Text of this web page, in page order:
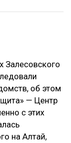
Залесовского
об этом
— Центр
с этих
на Алтай,